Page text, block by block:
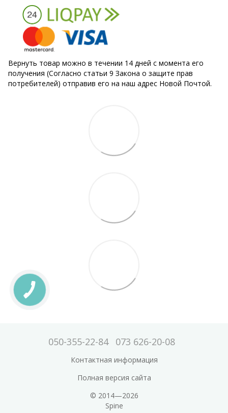
Вернуть товар можно в течении 14 дней с момента его
получения (Согласно статьи 9 Закона о защите прав
потребителей) отправив его на наш адрес Новой Почтой.
050-355-22-84 073 626-20-08
Контактная информация
Полная версия сайта
© 2014—2026
Spine